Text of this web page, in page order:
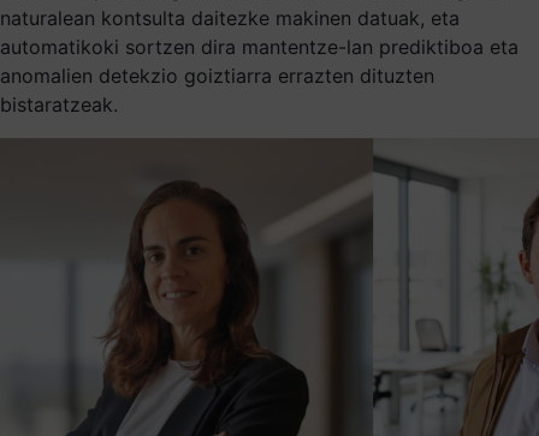
naturalean kontsulta daitezke makinen datuak, eta
automatikoki sortzen dira mantentze-lan prediktiboa eta
anomalien detekzio goiztiarra errazten dituzten
bistaratzeak.